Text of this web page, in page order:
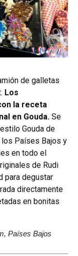
de galletas
Los
la receta
en Gouda. Se
Gouda de
Países Bajos y
en todo el
de Rudi
para degustar
directamente
en bonitas
Países Bajos